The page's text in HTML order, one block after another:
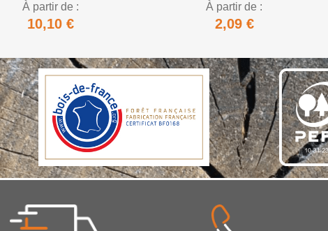
À partir de :
10,10 €
À partir de :
2,09 €